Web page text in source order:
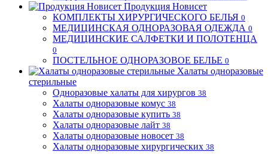
Продукция Новисет
КОМПЛЕКТЫ ХИРУРГИЧЕСКОГО БЕЛЬЯ 0
МЕДИЦИНСКАЯ ОДНОРАЗОВАЯ ОДЕЖДА 0
МЕДИЦИНСКИЕ САЛФЕТКИ И ПОЛОТЕНЦА
0
ПОСТЕЛЬНОЕ ОДНОРАЗОВОЕ БЕЛЬЕ 0
Халаты одноразовые
стерильные
Одноразовые халаты для хирургов 38
Халаты одноразовые комус 38
Халаты одноразовые купить 38
Халаты одноразовые лайт 38
Халаты одноразовые новосет 38
Халаты одноразовые хирургических 38